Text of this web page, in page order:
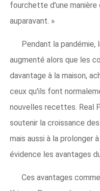
fourchette d'une manière
auparavant. »
Pendant la
augmenté alors que les
davantage à la maison,
ceux qu'ils font
nouvelles recettes. Real
soutenir la croissance
mais aussi à la prolonger
évidence les avantages
Ces avantages